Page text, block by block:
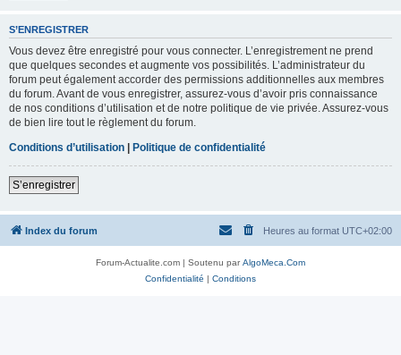
S’ENREGISTRER
Vous devez être enregistré pour vous connecter. L’enregistrement ne prend
que quelques secondes et augmente vos possibilités. L’administrateur du
forum peut également accorder des permissions additionnelles aux membres
du forum. Avant de vous enregistrer, assurez-vous d’avoir pris connaissance
de nos conditions d’utilisation et de notre politique de vie privée. Assurez-vous
de bien lire tout le règlement du forum.
Conditions d’utilisation | Politique de confidentialité
S’enregistrer
Index du forum Heures au format UTC+02:00
Forum-Actualite.com | Soutenu parAlgoMeca.Com
Confidentialité | Conditions